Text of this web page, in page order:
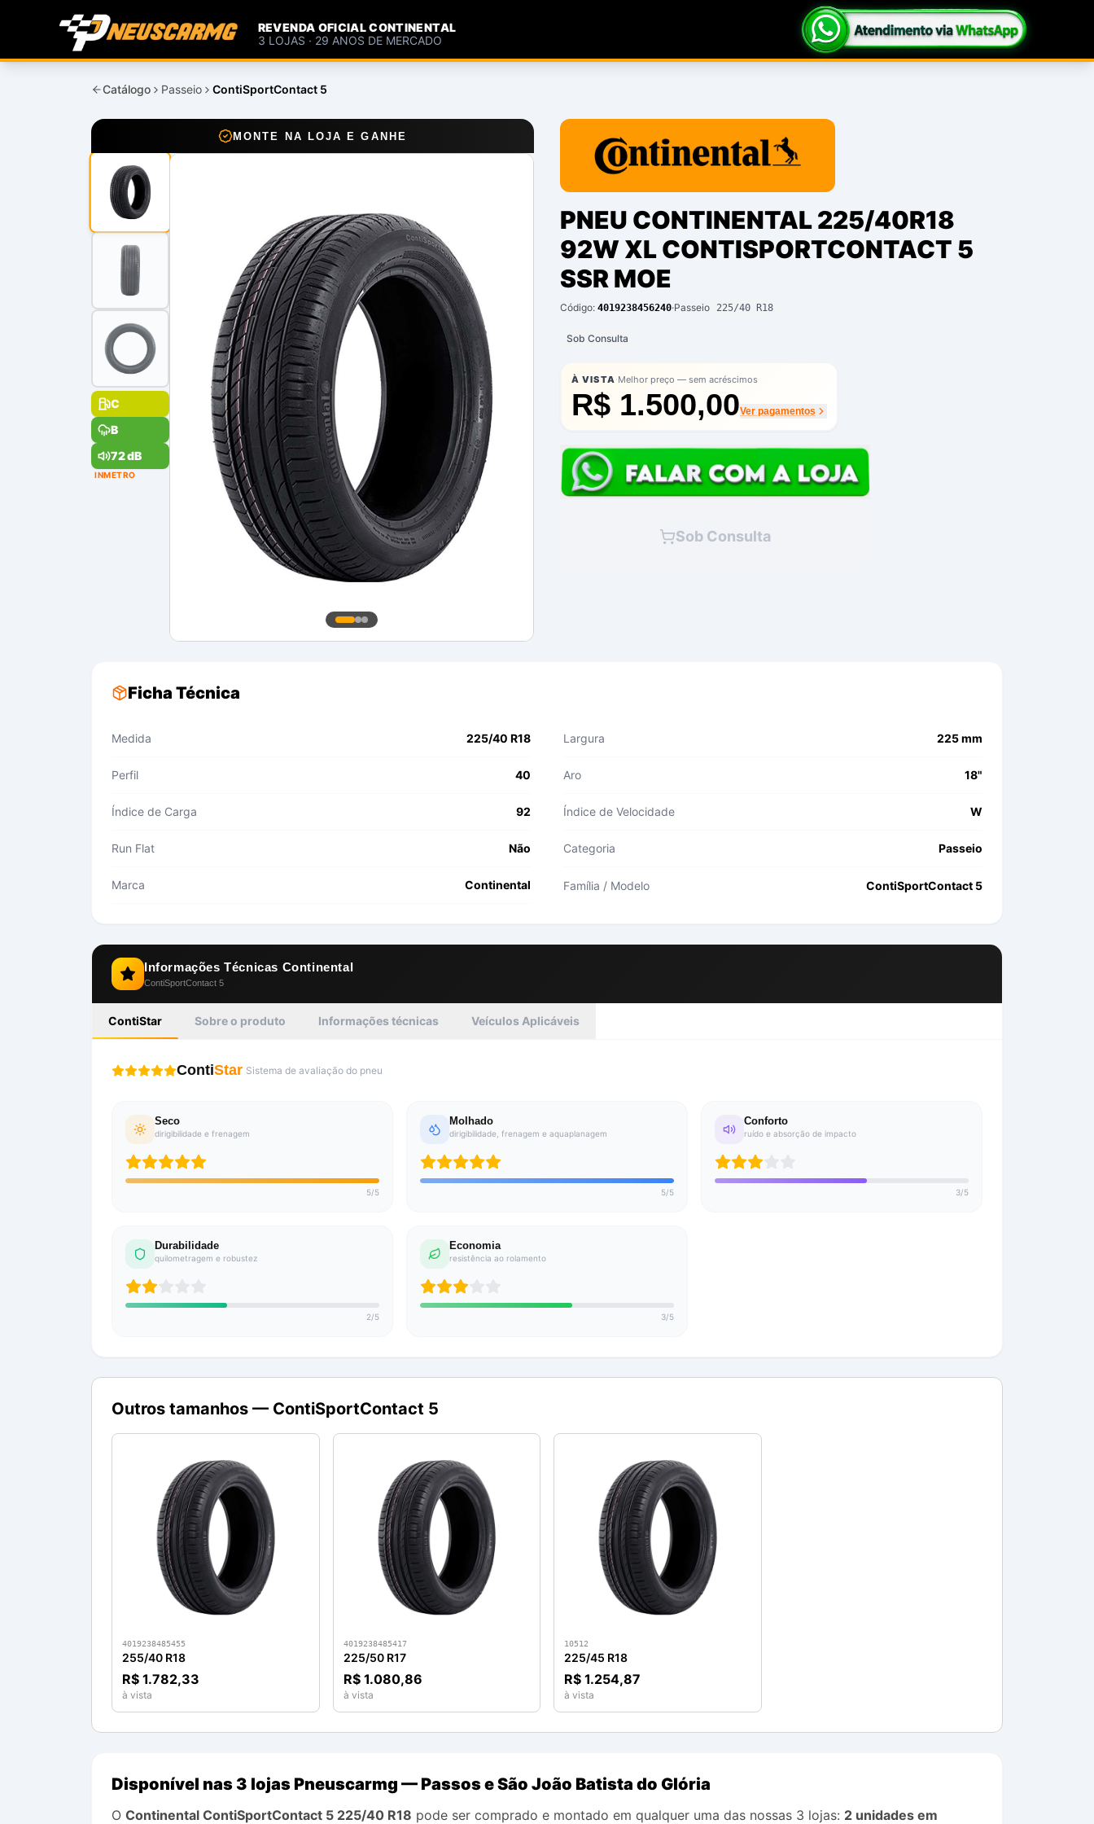
REVENDA OFICIAL CONTINENTAL
3 LOJAS · 29 ANOS DE MERCADO
Catálogo Passeio ContiSportContact 5
MONTE NA LOJA E GANHE
C
B
72 dB
INMETRO
PNEU CONTINENTAL 225/40R18
92W XL CONTISPORTCONTACT 5
SSR MOE
Código: 4019238456240·Passeio 225/40 R18
Sob Consulta
À VISTA·Melhor preço — sem acréscimos
R$ 1.500,00Ver pagamentos
Sob Consulta
Ficha Técnica
Medida 225/40 R18 Largura 225 mm
Perfil 40 Aro 18"
Índice de Carga 92 Índice de Velocidade W
Run Flat Não Categoria Passeio
Marca Continental Família / Modelo ContiSportContact 5
Informações Técnicas Continental
ContiSportContact 5
ContiStar Sobre o produto Informações técnicas Veículos Aplicáveis
ContiStar Sistema de avaliação do pneu
Seco
dirigibilidade e frenagem
5/5
Molhado
dirigibilidade, frenagem e aquaplanagem
5/5
Conforto
ruído e absorção de impacto
3/5
Durabilidade
quilometragem e robustez
2/5
Economia
resistência ao rolamento
3/5
Outros tamanhos — ContiSportContact 5
4019238485455
255/40 R18
R$ 1.782,33
à vista
4019238485417
225/50 R17
R$ 1.080,86
à vista
10512
225/45 R18
R$ 1.254,87
à vista
Disponível nas 3 lojas Pneuscarmg — Passos e São João Batista do Glória
O Continental ContiSportContact 5 225/40 R18 pode ser comprado e montado em qualquer uma das nossas 3 lojas: 2 unidades em